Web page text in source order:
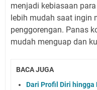
menjadi kebiasaan
lebih mudah saat ingin
penggorengan. Panas
mudah menguap dan
BACA JUGA
Dari Profil Diri hingga